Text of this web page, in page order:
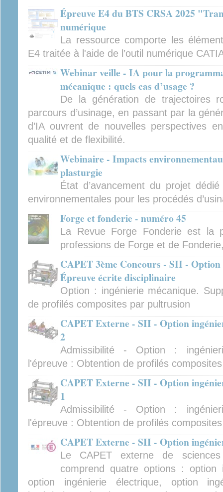
Épreuve E4 du BTS CRSA 2025
numérique
La ressource comporte les
E4 traitée à l'aide de l’outil numérique
Webinar veille - IA pour la
mécanique : quels cas d’usage ?
De la génération de trajectoires
parcours d’usinage, en passant par la
d’IA ouvrent de nouvelles perspectives
qualité et de flexibilité.
Webinaire - Impacts
plasturgie
État d’avancement du projet
environnementales pour les procédés
Forge et fonderie - numéro 45
La Revue Forge Fonderie est la
professions de Forge et de
CAPET 3ème Concours - SII -
Épreuve écrite disciplinaire
Option : ingénierie mécanique.
de profilés composites par pultrusion
CAPET Externe - SII - Option
2
Admissibilité - Option :
l'épreuve : Obtention de profilés
CAPET Externe - SII - Option
1
Admissibilité - Option :
l'épreuve : Obtention de profilés
CAPET Externe - SII - Option
Le CAPET externe de
comprend quatre options : option
option ingénierie électrique, option